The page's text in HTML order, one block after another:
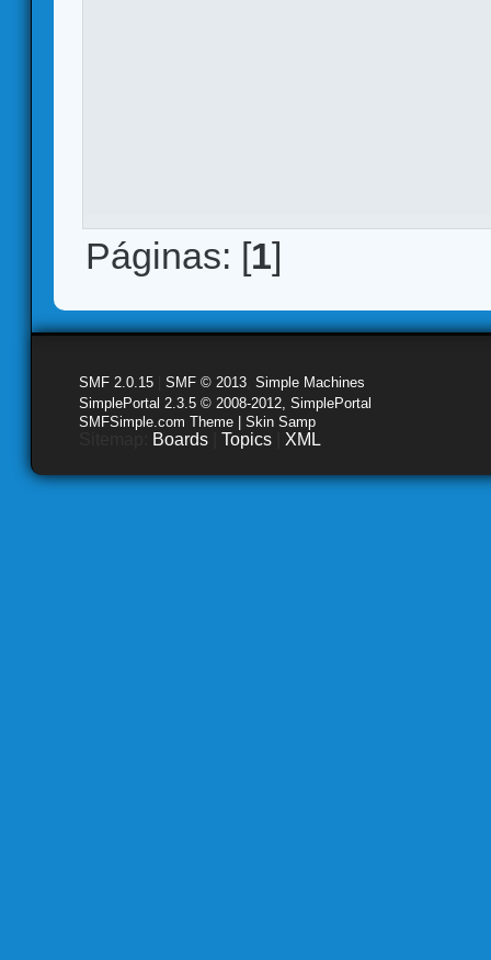
Páginas: [1]
SMF 2.0.15 SMF © 2013 Simple Machines
SimplePortal 2.3.5 © 2008-2012, SimplePortal
SMFSimple.com Theme | Skin Samp
Boards Topics XML